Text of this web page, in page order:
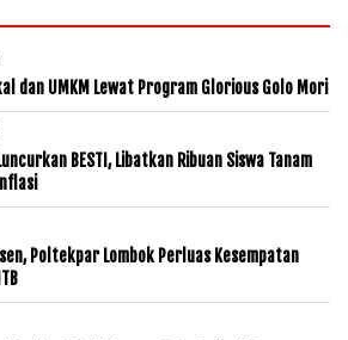
dan UMKM Lewat Program Glorious Golo Mori
BESTI, Libatkan Ribuan Siswa Tanam
Poltekpar Lombok Perluas Kesempatan